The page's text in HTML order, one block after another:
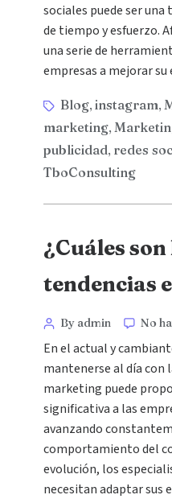
sociales puede ser
de tiempo y esfuerzo.
una serie de
empresas a mejorar
Blog,instagram,
marketing,
publicidad, redes
TboConsulting
¿Cuáles
tendencias
By admin No
En el actual y
mantenerse al día con
marketing puede
significativa a las
avanzando
comportamiento del
evolución, los
necesitan adaptar sus